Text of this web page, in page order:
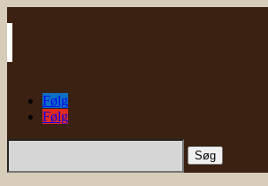
Følg
Følg
Søg